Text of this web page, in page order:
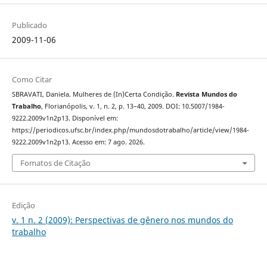
Publicado
2009-11-06
Como Citar
SBRAVATI, Daniela. Mulheres de (In)Certa Condição. Revista Mundos do
Trabalho, Florianópolis, v. 1, n. 2, p. 13–40, 2009. DOI: 10.5007/1984-
9222.2009v1n2p13. Disponível em:
https://periodicos.ufsc.br/index.php/mundosdotrabalho/article/view/1984-
9222.2009v1n2p13. Acesso em: 7 ago. 2026.
Fomatos de Citação
Edição
v. 1 n. 2 (2009): Perspectivas de gênero nos mundos do
trabalho